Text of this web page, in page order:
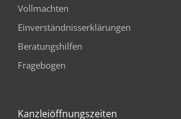
Vollmachten
Einverständnisserklärungen
Beratungshilfen
Fragebogen
Kanzleiöffnungszeiten